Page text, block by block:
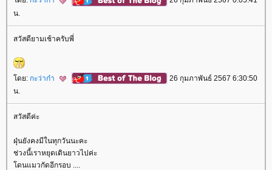
น.
สวัสดียามเช้าครับพี่
ดย: กะว่าก๋า
26 กุมภาพันธ์ 2567 6:30:50
น.
สวัสดีค่ะ
ฝุ่นยังคงมีในทุกวันนะคะ
ช่วงนี้เราหยุดเดินยาวไปค่ะ
ดนแมวกัดอีกรอบ ....